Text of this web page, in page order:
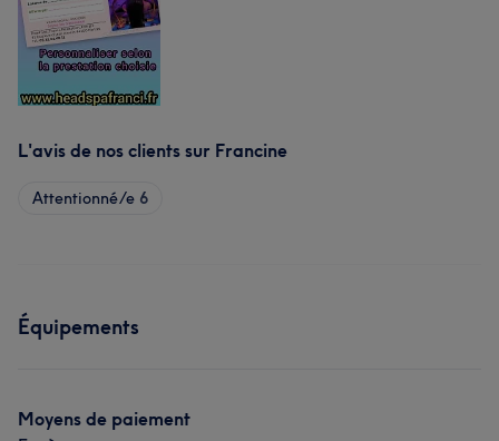
L'avis de nos clients sur Francine
Attentionné/e 6
Équipements
Moyens de paiement